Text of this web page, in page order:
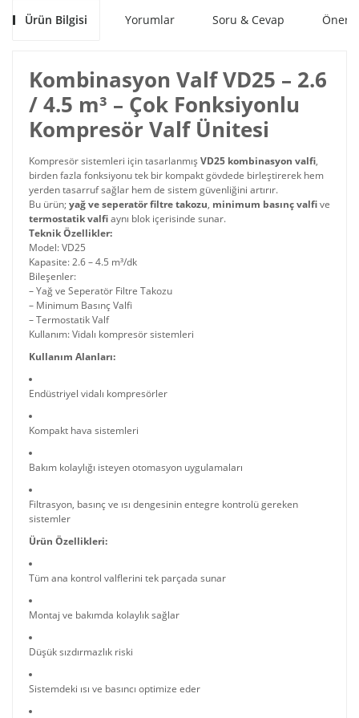
Ürün Bilgisi Yorumlar Soru & Cevap
Kombinasyon Valf VD25 – 2.6
/ 4.5 m³ – Çok Fonksiyonlu
Kompresör Valf Ünitesi
Kompresör sistemleri için tasarlanmış VD25 kombinasyon valfi,
birden fazla fonksiyonu tek bir kompakt gövdede birleştirerek hem
yerden tasarruf sağlar hem de sistem güvenliğini artırır.
Bu ürün;yağ ve seperatör filtre takozu, minimum basınç valfive
termostatik valfiaynı blok içerisinde sunar.
Teknik Özellikler:
Model: VD25
Kapasite: 2.6 – 4.5 m³/dk
Bileşenler:
– Yağ ve Seperatör Filtre Takozu
– Minimum Basınç Valfi
– Termostatik Valf
Kullanım: Vidalı kompresör sistemleri
Kullanım Alanları:
Endüstriyel vidalı kompresörler
Kompakt hava sistemleri
Bakım kolaylığı isteyen otomasyon uygulamaları
Filtrasyon, basınç ve ısı dengesinin entegre kontrolü gereken
sistemler
Ürün Özellikleri:
Tüm ana kontrol valflerini tek parçada sunar
Montaj ve bakımda kolaylık sağlar
Düşük sızdırmazlık riski
Sistemdeki ısı ve basıncı optimize eder